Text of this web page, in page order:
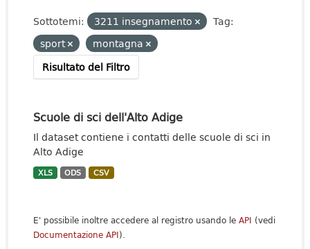
Sottotemi: 3211 insegnamento
Tag:
sport
montagna
Risultato del Filtro
Scuole di sci dell'Alto Adige
Il dataset contiene i contatti delle scuole di sci in
Alto Adige
XLS ODS CSV
E' possibile inoltre accedere al registro usando le API (vedi
Documentazione API).